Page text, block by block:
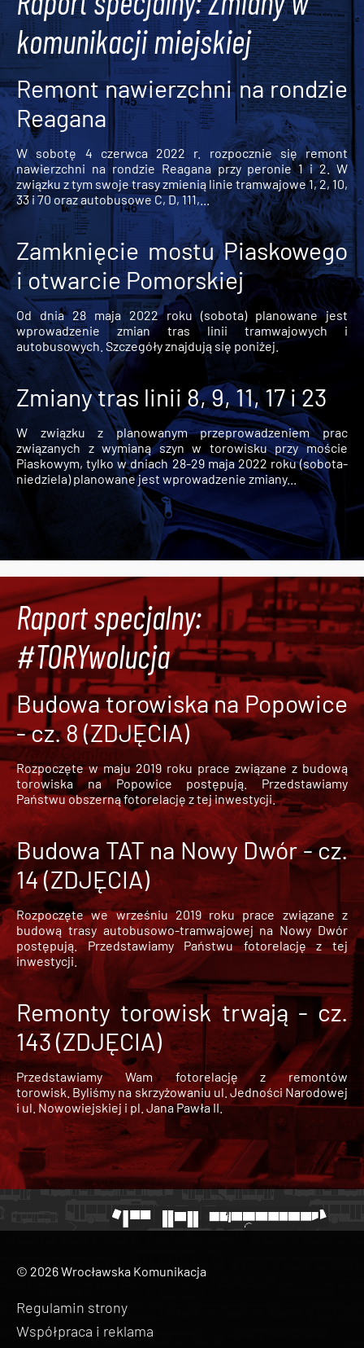
komunikacji miejskiej
Remont nawierzchni na rondzie
Reagana
W sobotę 4 czerwca 2022 r. rozpocznie się remont
nawierzchni na rondzie Reagana przy peronie 1 i 2. W
związku z tym swoje trasy zmienią linie tramwajowe 1, 2, 10,
33 i 70 oraz autobusowe C, D, 111,...
Zamknięcie mostu Piaskowego
i otwarcie Pomorskiej
Od dnia 28 maja 2022 roku (sobota) planowane jest
wprowadzenie zmian tras linii tramwajowych i
autobusowych. Szczegóły znajdują się poniżej.
Zmiany tras linii 8, 9, 11, 17 i 23
W związku z planowanym przeprowadzeniem prac
związanych z wymianą szyn w torowisku przy moście
Piaskowym, tylko w dniach 28-29 maja 2022 roku (sobota-
niedziela) planowane jest wprowadzenie zmiany...
Raport specjalny:
#TORYwolucja
Budowa torowiska na Popowice
- cz. 8 (ZDJĘCIA)
Rozpoczęte w maju 2019 roku prace związane z budową
torowiska na Popowice
postępują. Przedstawiamy
Państwu obszerną fotorelację z tej inwestycji.
Budowa TAT na Nowy Dwór - cz.
14 (ZDJĘCIA)
Rozpoczęte we wrześniu 2019 roku prace związane z
budową trasy autobusowo-tramwajowej na Nowy Dwór
postępują. Przedstawiamy Państwu fotorelację z tej
inwestycji.
Remonty torowisk trwają - cz.
143 (ZDJĘCIA)
Przedstawiamy Wam fotorelację z remontów
torowisk. Byliśmy na skrzyżowaniu ul. Jedności Narodowej
i ul. Nowowiejskiej i pl. Jana Pawła II.
© 2026 Wrocławska Komunikacja
Regulamin strony
Współpraca i reklama